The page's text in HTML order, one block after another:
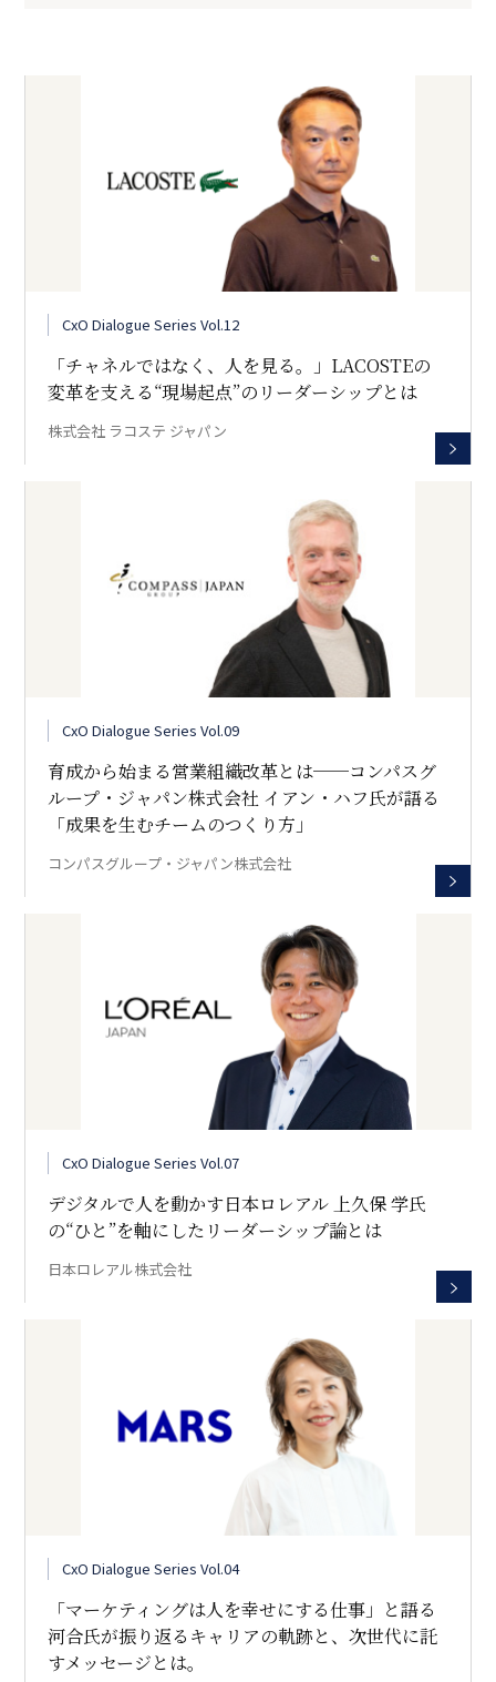
CxO Dialogue Series Vol.12
「チャネルではなく、人を見る。」――LACOSTEの
変革を支える“現場起点”のリーダーシップとは
株式会社 ラコステ ジャパン
CxO Dialogue Series Vol.09
育成から始まる営業組織改革とは──コンパスグ
ループ・ジャパン株式会社 イアン・ハフ氏が語る
「成果を生むチームのつくり方」
コンパスグループ・ジャパン株式会社
CxO Dialogue Series Vol.07
デジタルで人を動かす――日本ロレアル 上久保 学氏
の“ひと”を軸にしたリーダーシップ論とは
日本ロレアル株式会社
CxO Dialogue Series Vol.04
「マーケティングは人を幸せにする仕事」と語る
河合氏が振り返るキャリアの軌跡と、次世代に託
すメッセージとは。